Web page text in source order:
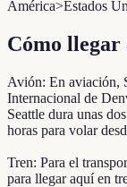
América>Estados
Cómo llegar
Avión: En aviación,
Internacional de
Seattle dura unas
horas para volar
Tren: Para el
para llegar aquí en